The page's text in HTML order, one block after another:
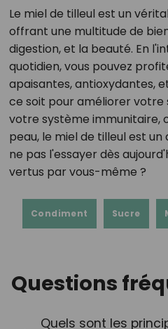
Le miel de tilleul est un
offrant une multitude de
digestion, et la beauté. En
quotidien, vous pouvez
apaisantes, antioxydantes,
ce soit pour améliorer
votre système immunitaire,
peau, le miel de tilleul est un
ne pas l'essayer dès
vertus par vous-même ?
Condiment Sucre
Questions
Quels sont les